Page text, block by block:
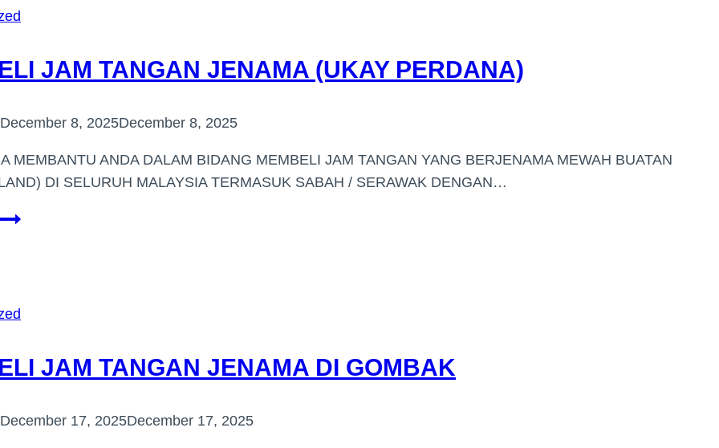
JAM TANGAN JENAMA (UKAY PERDANA)
December 8, 2025December 8, 2025
MEMBANTU ANDA DALAM BIDANG MEMBELI JAM TANGAN YANG BERJENAMA MEWAH BUATAN
DI SELURUH MALAYSIA TERMASUK SABAH / SERAWAK DENGAN…
JAM TANGAN JENAMA DI GOMBAK
December 17, 2025December 17, 2025